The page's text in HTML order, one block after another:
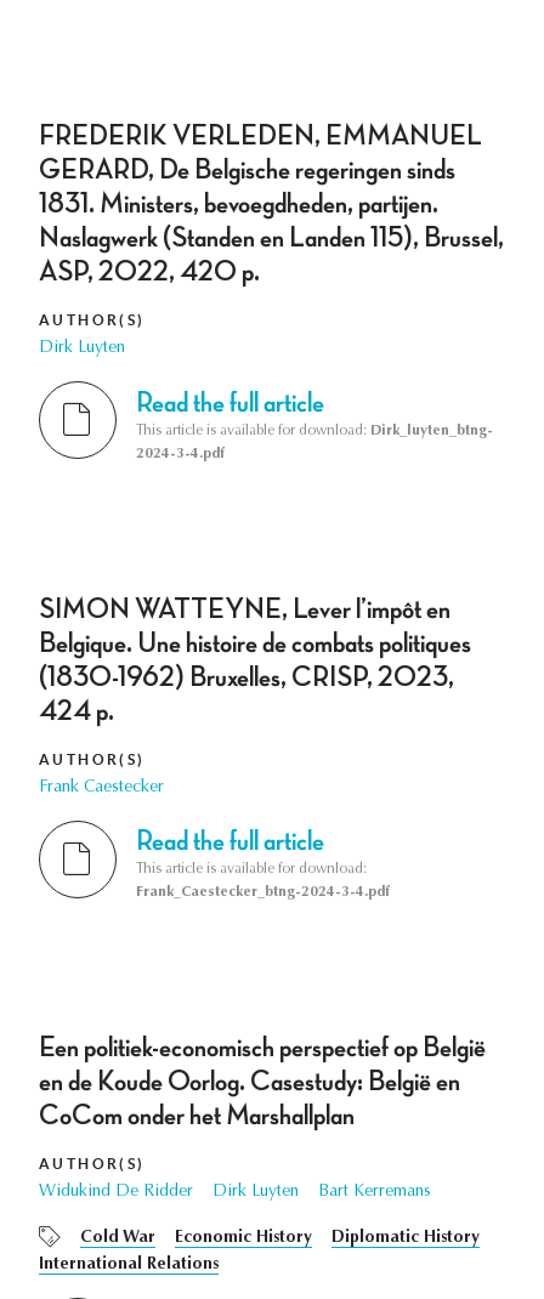
FREDERIK VERLEDEN, EMMANUEL
GERARD, De Belgische regeringen sinds
1831. Ministers, bevoegdheden, partijen.
Naslagwerk (Standen en Landen 115), Brussel,
ASP, 2022, 420 p.
AUTHOR(S)
Dirk Luyten
Read the full article
This article is available for download: Dirk_luyten_btng-
2024-3-4.pdf
SIMON WATTEYNE, Lever l’impôt en
Belgique. Une histoire de combats politiques
(1830-1962) Bruxelles, CRISP, 2023,
424 p.
AUTHOR(S)
Frank Caestecker
Read the full article
This article is available for download:
Frank_Caestecker_btng-2024-3-4.pdf
Een politiek-economisch perspectief op België
en de Koude Oorlog. Casestudy: België en
CoCom onder het Marshallplan
AUTHOR(S)
Widukind De Ridder Dirk Luyten Bart Kerremans
Cold War Economic History
Diplomatic History
International Relations